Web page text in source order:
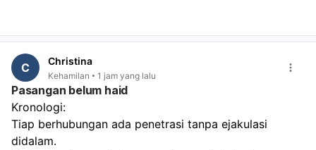
fisik, tes kehamilan ulang bila perlu, dan USG agar
C Christina
Kehamilan 1 jam yang lalu
Pasangan belum haid
Kronologi:
Tiap berhubungan ada penetrasi tanpa ejakulasi
didalam.